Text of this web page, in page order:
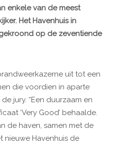
enkele van de meest
Het Havenhuis in
gekroond op de zeventiende
uit tot een
die voordien in aparte
jury. “Een duurzaam en
‘Very Good’ behaalde.
de haven, samen met de
nieuwe Havenhuis de